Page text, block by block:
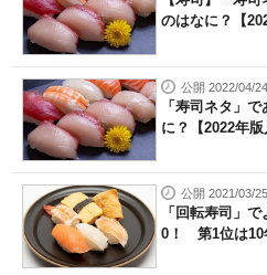
のはなに？【
公開 2022/04/24
「寿司ネタ」
に？【2022年版
公開 2021/03/25
「回転寿司」
0！ 第1位は10